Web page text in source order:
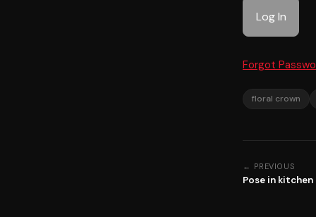
Forgot
floral crown
← PREVIOUS
Pose in kitchen